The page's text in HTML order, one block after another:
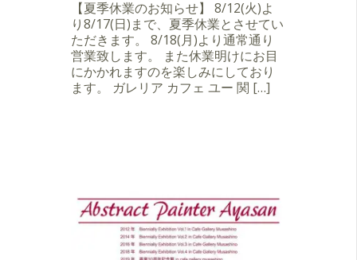
【夏季休業のお知らせ】 8/12(火)よ
り8/17(日)まで、夏季休業とさせてい
ただきます。 8/18(月)より通常通り
営業致します。 また休業明けにお目
にかかれますのを楽しみにしており
ます。 ガレリア カフェ ユー 関 […]